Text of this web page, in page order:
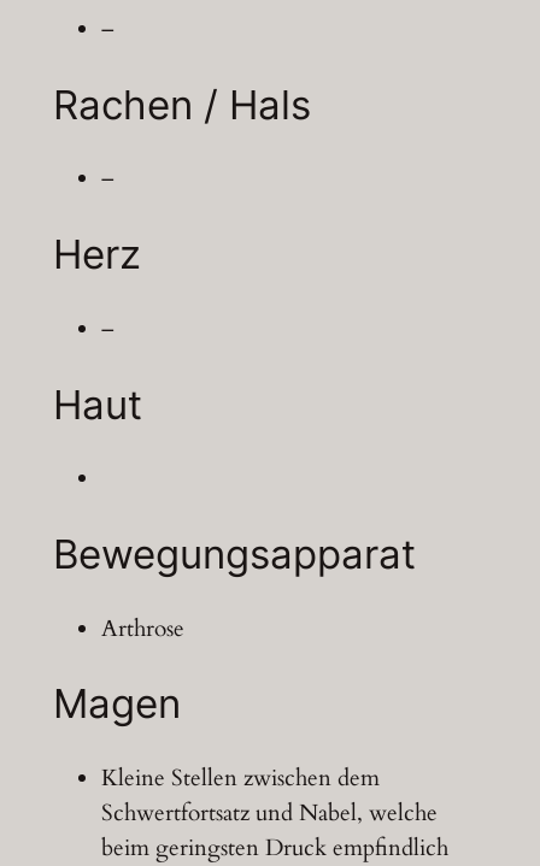
–
Rachen / Hals
–
Herz
–
Haut
Bewegungsapparat
Arthrose
Magen
Kleine Stellen zwischen dem
Schwertfortsatz und Nabel, welche
beim geringsten Druck empfindlich